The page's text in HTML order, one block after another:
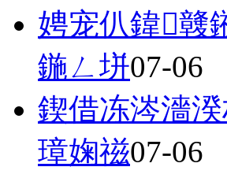
娉宠仈鍏竷
鍦ㄥ垪07-06
鍥借冻涔濇
璋婅禌07-06